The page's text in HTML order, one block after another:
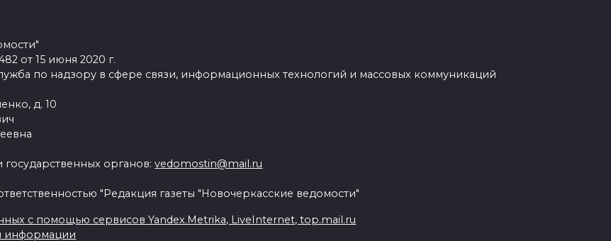
от 15 июня 2020 г.
по надзору в сфере связи, информационных технологий и массовых коммуникаций
д. 10
органов:vedomostin@mail.ru
"Редакция газеты "Новочеркасские ведомости"
с помощью сервисов Yandex.Metrika, LiveInternet, top.mail.ru
информации